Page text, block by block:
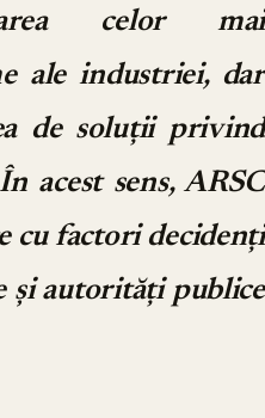
celor mai
ale industriei, dar
de soluții privind
acest sens, ARSC
cu factori decidenți
și autorități publice